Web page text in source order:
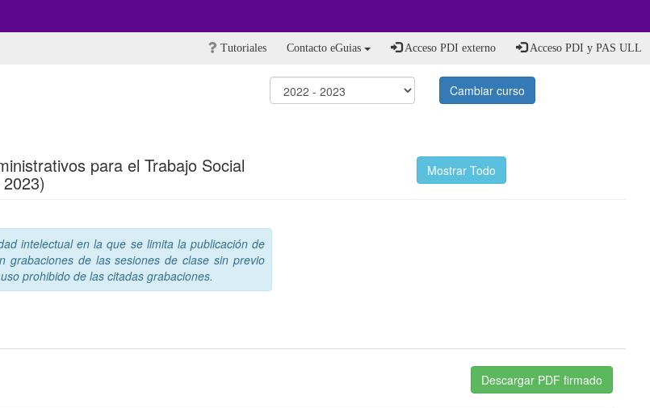
Tutoriales Contacto eGuias Acceso PDI externo Acceso PDI y PAS ULL
Cambiar curso
para el Trabajo Social Mostrar Todo
intelectual en la que se limita la publicación de
grabaciones de las sesiones de clase sin previo
prohibido de las citadas grabaciones.
Descargar PDF firmado